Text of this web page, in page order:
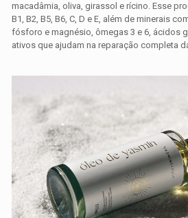
macadâmia, oliva, girassol e rícino. Esse
B1, B2, B5, B6, C, D e E, além de minerais
fósforo e magnésio, ômegas 3 e 6, ácidos
ativos que ajudam na reparação completa